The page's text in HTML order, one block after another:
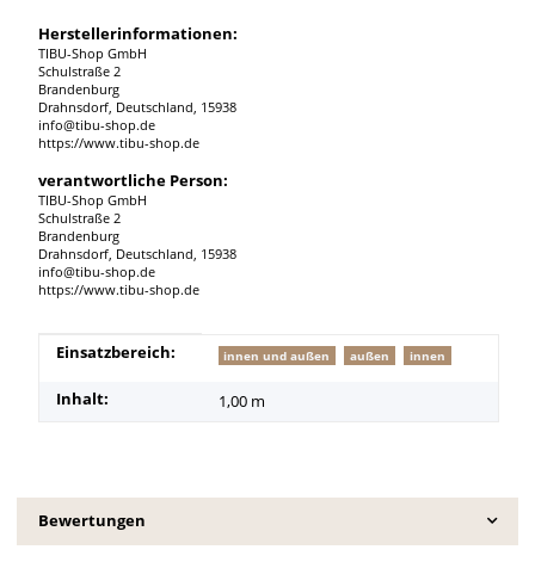
Herstellerinformationen:
TIBU-Shop GmbH
Schulstraße 2
Brandenburg
Drahnsdorf, Deutschland, 15938
info@tibu-shop.de
https://www.tibu-shop.de
verantwortliche Person:
TIBU-Shop GmbH
Schulstraße 2
Brandenburg
Drahnsdorf, Deutschland, 15938
info@tibu-shop.de
https://www.tibu-shop.de
Produkteigenschaft
Wert
Einsatzbereich: innen und außen außen innen
Inhalt: 1,00 m
Bewertungen